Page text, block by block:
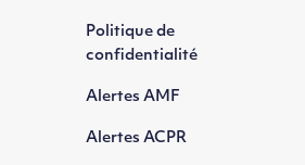
Politique de
confidentialité
Alertes AMF
Alertes ACPR